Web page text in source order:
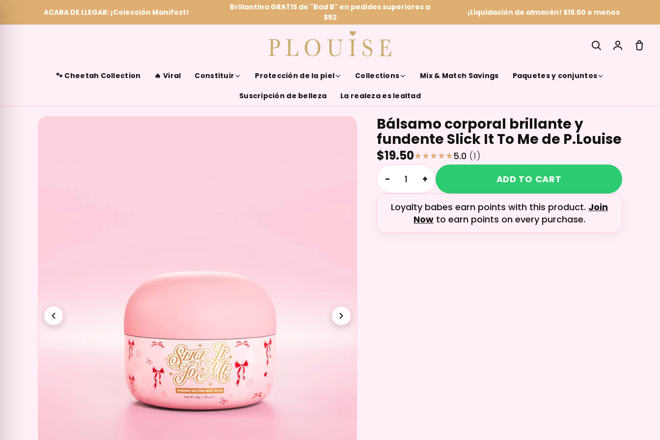
ACABA DE LLEGAR: ¡Colección Manifest!
Brillantina GRATIS de "Bad B" en pedidos superiores a
$52
¡Liquidación de almacén! $19.50 o menos
🐾 Cheetah Collection 🔥 Viral Constituir Protección de la piel Collections Mix & Match Savings Paquetes y conjuntos
Suscripción de belleza La realeza es lealtad
Bálsamo corporal brillante y
fundente Slick It To Me de P.Louise
$19.50 5.0 (1)
−
+ ADD TO CART
Loyalty babes earn points with this product. Join
Now to earn points on every purchase.